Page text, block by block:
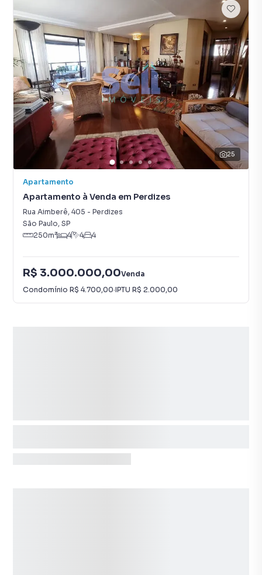
25
Apartamento
Apartamento à Venda em Perdizes
Rua Aimberê, 405 - Perdizes
São Paulo, SP
250m² 4 4 4
R$ 3.000.000,00Venda
Condomínio R$ 4.700,00·IPTU R$ 2.000,00